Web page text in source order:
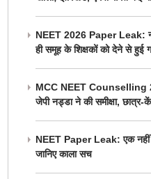
NEET 2026 Paper Leak:
ही समूह के शिक्षकों को देने से हुई
MCC NEET Counselling
जेपी नड्डा ने की समीक्षा,
NEET Paper Leak: एक नहीं
जानिए काला सच